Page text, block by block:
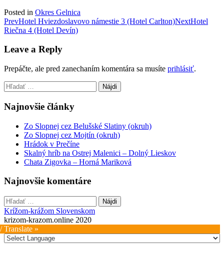
Posted in Okres Gelnica
Post
navigation
PrevHotel Hviezdoslavovo námestie 3 (Hotel Carlton)NextHotel
Riečna 4 (Hotel Devín)
Leave a Reply
Prepáčte, ale pred zanechaním komentára sa musíte prihlásiť.
Hľadať:
Najnovšie články
Zo Slopnej cez Belušské Slatiny (okruh)
Zo Slopnej cez Mojtín (okruh)
Hrádok v Prečíne
Skalný hríb na Ostrej Malenici – Dolný Lieskov
Chata Zigovka – Horná Mariková
Najnovšie komentáre
Hľadať:
Krížom-krážom Slovenskom
krizom-krazom.online 2020
Translate »